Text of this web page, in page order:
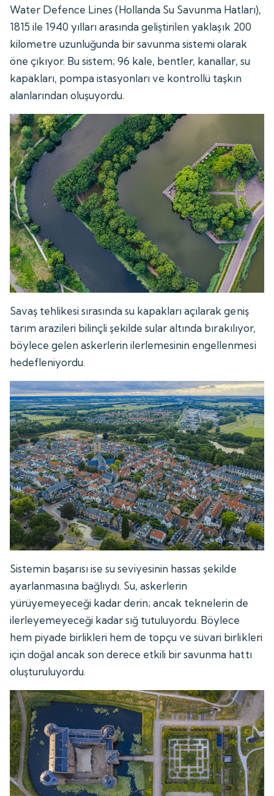
Water Defence Lines (Hollanda Su Savunma Hatları),
1815 ile 1940 yılları arasında geliştirilen yaklaşık 200
kilometre uzunluğunda bir savunma sistemi olarak
öne çıkıyor. Bu sistem; 96 kale, bentler, kanallar, su
kapakları, pompa istasyonları ve kontrollü taşkın
alanlarından oluşuyordu.
Savaş tehlikesi sırasında su kapakları açılarak geniş
tarım arazileri bilinçli şekilde sular altında bırakılıyor,
böylece gelen askerlerin ilerlemesinin engellenmesi
hedefleniyordu.
Sistemin başarısı ise su seviyesinin hassas şekilde
ayarlanmasına bağlıydı. Su, askerlerin
yürüyemeyeceği kadar derin; ancak teknelerin de
ilerleyemeyeceği kadar sığ tutuluyordu. Böylece
hem piyade birlikleri hem de topçu ve süvari birlikleri
için doğal ancak son derece etkili bir savunma hattı
oluşturuluyordu.